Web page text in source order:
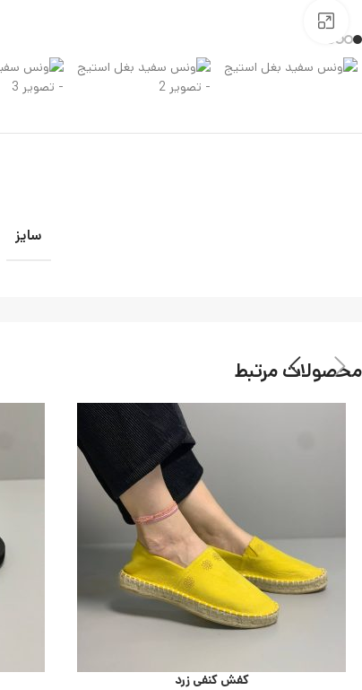
سایز
محصولات مرتبط
کفش کنفی زرد